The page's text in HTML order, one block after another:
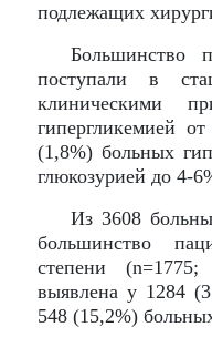
подлежащих
Большинство
поступали в
клиническими
гипергликемией
(1,8%) больных
глюкозурией до 4-
Из 3608
большинство
степени
выявлена у 1284
548 (15,2%)